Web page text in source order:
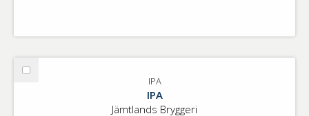
Välj
IPA
IPA
Jämtlands Bryggeri